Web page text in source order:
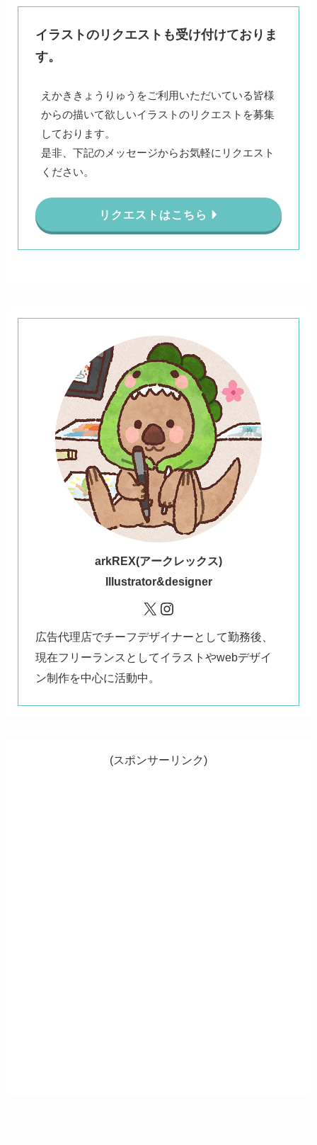
イラストのリクエストも受け付けておりま
す。
えかききょうりゅうをご利用いただいている皆様
からの描いて欲しいイラストのリクエストを募集
しております。
是非、下記のメッセージからお気軽にリクエスト
ください。
リクエストはこちら
arkREX(アークレックス)
Illustrator&designer
X Instagram
広告代理店でチーフデザイナーとして勤務後、
現在フリーランスとしてイラストやwebデザイ
ン制作を中心に活動中。
(スポンサーリンク)